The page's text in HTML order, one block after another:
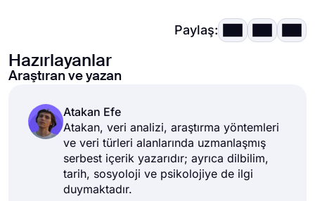
Paylaş:
Hazırlayanlar
Araştıran ve yazan
Atakan Efe
Atakan, veri analizi, araştırma yöntemleri
ve veri türleri alanlarında uzmanlaşmış
serbest içerik yazarıdır; ayrıca dilbilim,
tarih, sosyoloji ve psikolojiye de ilgi
duymaktadır.